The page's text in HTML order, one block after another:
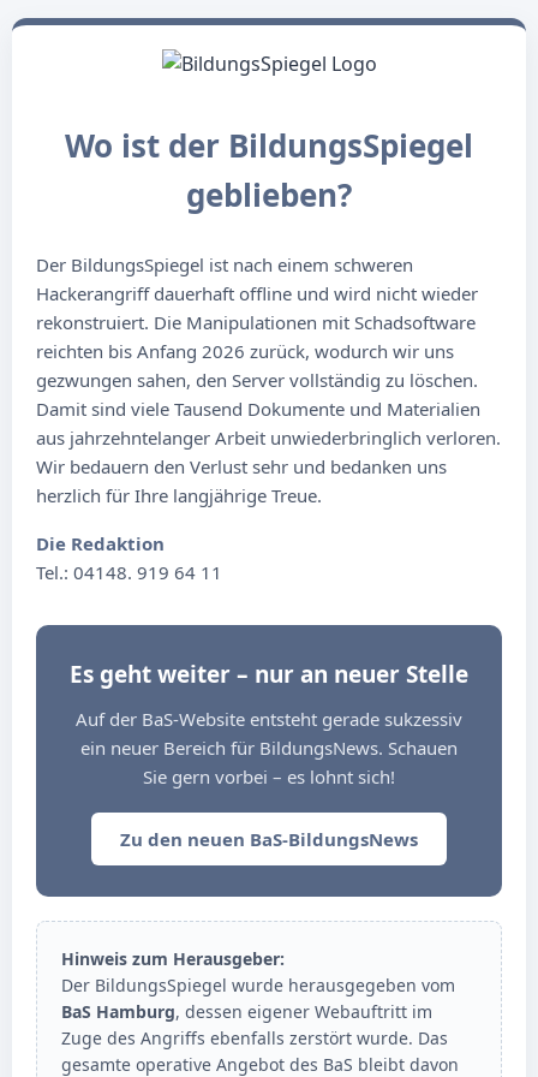
Wo ist der BildungsSpiegel
geblieben?
Der BildungsSpiegel ist nach einem schweren
Hackerangriff dauerhaft offline und wird nicht wieder
rekonstruiert. Die Manipulationen mit Schadsoftware
reichten bis Anfang 2026 zurück, wodurch wir uns
gezwungen sahen, den Server vollständig zu löschen.
Damit sind viele Tausend Dokumente und Materialien
aus jahrzehntelanger Arbeit unwiederbringlich verloren.
Wir bedauern den Verlust sehr und bedanken uns
herzlich für Ihre langjährige Treue.
Die Redaktion
Tel.: 04148. 919 64 11
Es geht weiter – nur an neuer Stelle
Auf der BaS-Website entsteht gerade sukzessiv
ein neuer Bereich für BildungsNews. Schauen
Sie gern vorbei – es lohnt sich!
Zu den neuen BaS-BildungsNews
Hinweis zum Herausgeber:
Der BildungsSpiegel wurde herausgegeben vom
BaS Hamburg, dessen eigener Webauftritt im
Zuge des Angriffs ebenfalls zerstört wurde. Das
gesamte operative Angebot des BaS bleibt davon